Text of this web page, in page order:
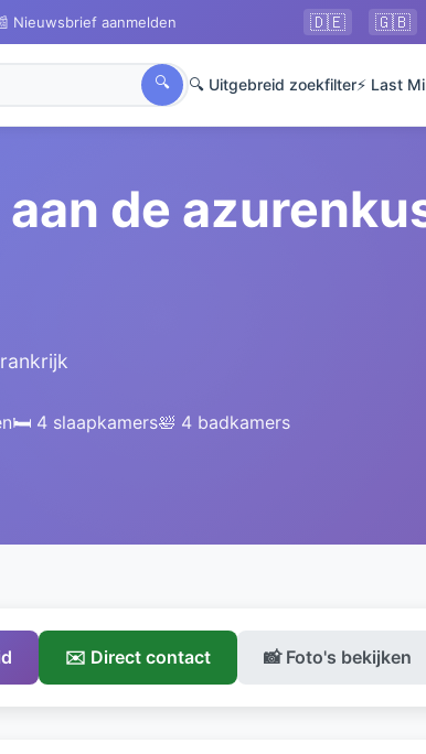
Nieuwsbrief aanmelden 🇩🇪 🇬🇧
🔍 🔍 Uitgebreid zoekfilter⚡ Last
de
🛏️ 4 slaapkamers🛀 4 badkamers
✉️ Direct contact 📸 Foto's bekijken